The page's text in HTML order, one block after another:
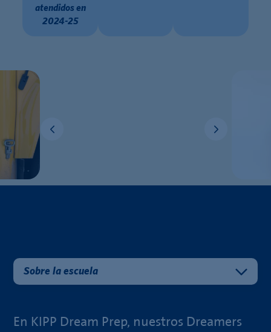
atendidos en
2024-25
Sobre la escuela
En KIPP Dream Prep, nuestros Dreamers